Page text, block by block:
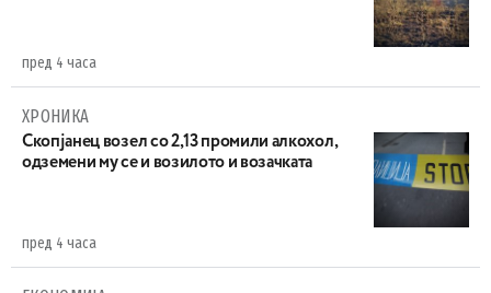
пред 4 часа
ХРОНИКА
Скопјанец возел со 2,13 промили алкохол,
одземени му се и возилото и возачката
пред 4 часа